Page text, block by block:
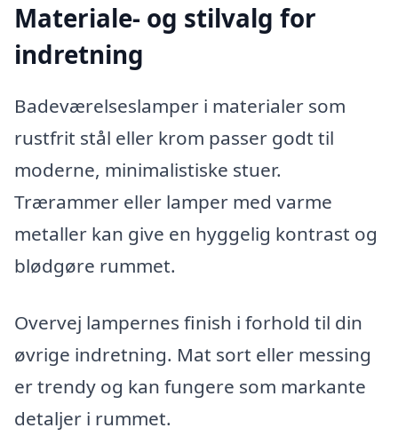
Materiale- og stilvalg for
indretning
Badeværelseslamper i materialer som
rustfrit stål eller krom passer godt til
moderne, minimalistiske stuer.
Trærammer eller lamper med varme
metaller kan give en hyggelig kontrast og
blødgøre rummet.
Overvej lampernes finish i forhold til din
øvrige indretning. Mat sort eller messing
er trendy og kan fungere som markante
detaljer i rummet.